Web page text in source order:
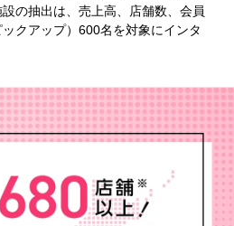
の抽出は、売上高、店舗数、会員
クアップ）600名を対象にインタ